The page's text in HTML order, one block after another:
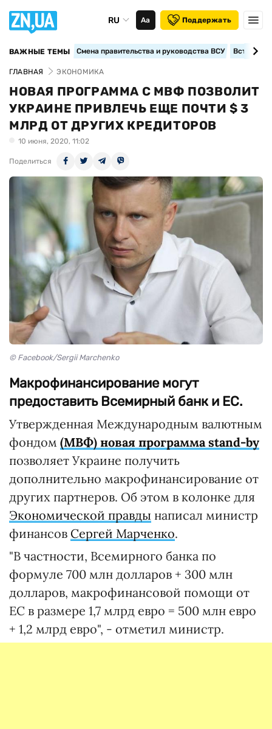
RU Аа Поддержать
ВАЖНЫЕ ТЕМЫ Смена правительства и руководства ВСУ
ГЛАВНАЯ ЭКОНОМИКА
НОВАЯ ПРОГРАММА С МВФ ПОЗВОЛИТ
УКРАИНЕ ПРИВЛЕЧЬ ЕЩЕ ПОЧТИ $ 3
МЛРД ОТ ДРУГИХ КРЕДИТОРОВ
10 июня, 2020, 11:02
Поделиться
© Facebook/Sergii Marchenko
Макрофинансирование могут
предоставить Всемирный банк и ЕС.
Утвержденная Международным валютным
фондом (МВФ) новая программа stand-by
позволяет Украине получить
дополнительно макрофинансирование от
других партнеров. Об этом в колонке для
Экономической правды написал министр
финансов Сергей Марченко.
"В частности, Всемирного банка по
формуле 700 млн долларов + 300 млн
долларов, макрофинансовой помощи от
ЕС в размере 1,7 млрд евро = 500 млн евро
+ 1,2 млрд евро", - отметил министр.